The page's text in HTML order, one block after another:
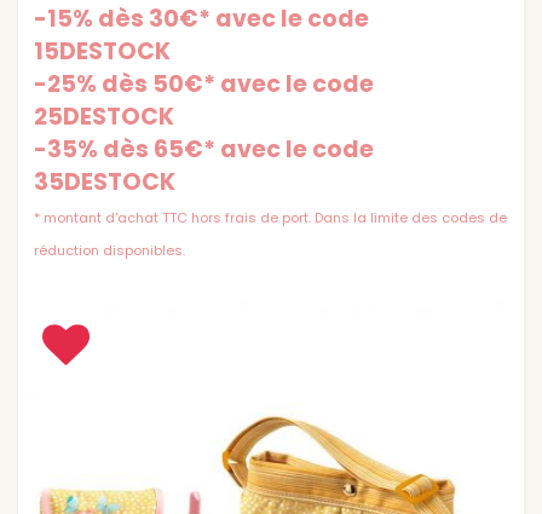
-15% dès 30€* avec le code
15DESTOCK
-25% dès 50€* avec le code
25DESTOCK
-35% dès 65€* avec le code
35DESTOCK
* montant d'achat TTC hors frais de port. Dans la limite des codes de
réduction disponibles.